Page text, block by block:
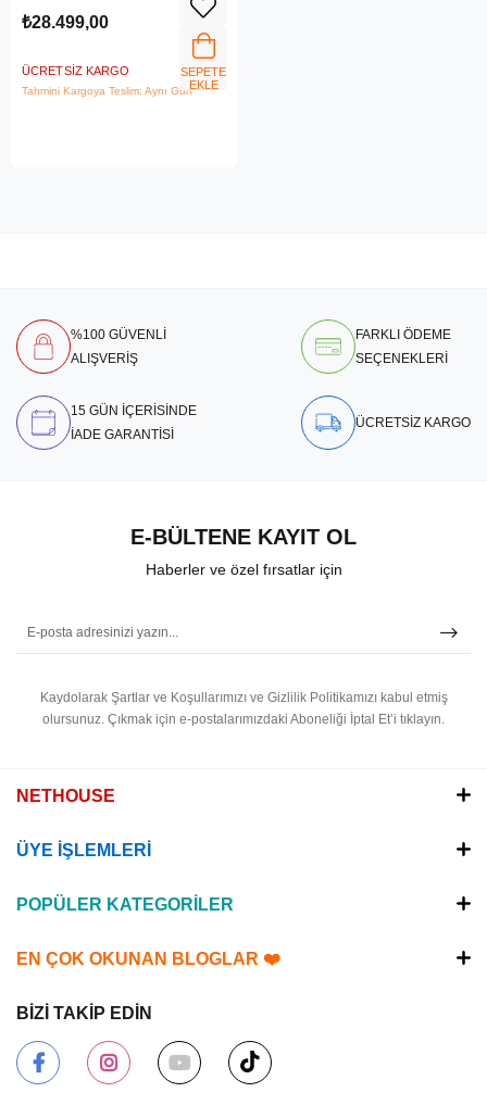
₺28.499,00
ÜCRETSIZ KARGO
Tahmini Kargoya Teslim: Aynı Gün
SEPETE
EKLE
%100 GÜVENLİ
ALIŞVERİŞ
FARKLI ÖDEME
SEÇENEKLERİ
15 GÜN İÇERİSİNDE
İADE GARANTİSİ
ÜCRETSİZ KARGO
E-BÜLTENE KAYIT OL
Haberler ve özel fırsatlar için
Kaydolarak Şartlar ve Koşullarımızı ve Gizlilik Politikamızı kabul etmiş
olursunuz. Çıkmak için e-postalarımızdaki Aboneliği İptal Et’i tıklayın.
NETHOUSE
ÜYE İŞLEMLERİ
POPÜLER KATEGORİLER
EN ÇOK OKUNAN BLOGLAR ❤️
BİZİ TAKİP EDİN